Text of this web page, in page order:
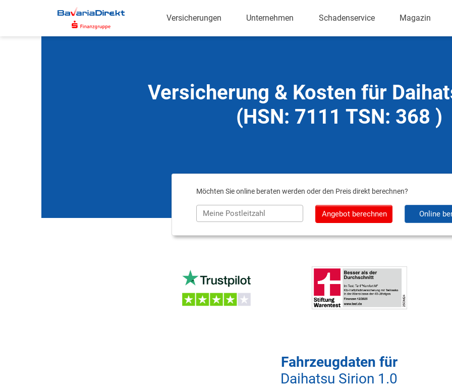
Versicherungen Unternehmen Schadenservice Magazin
Versicherung & Kosten für
(HSN: 7111 TSN: 368 )
Möchten Sie online beraten werden oder den Preis direkt berechnen?
Angebot berechnen Online
Fahrzeugdaten für
Daihatsu Sirion 1.0